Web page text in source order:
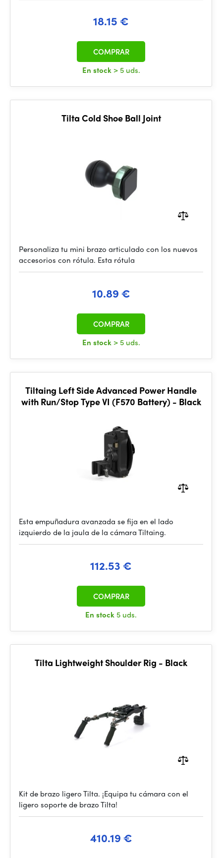
18.15 €
En stock > 5 uds.
COMPRAR
Tilta Cold Shoe Ball Joint
Personaliza tu mini brazo articulado con los nuevos
accesorios con rótula. Esta rótula
10.89 €
En stock > 5 uds.
COMPRAR
Tiltaing Left Side Advanced Power Handle
with Run/Stop Type VI (F570 Battery) - Black
Esta empuñadura avanzada se fija en el lado
izquierdo de la jaula de la cámara Tiltaing.
112.53 €
En stock 5 uds.
COMPRAR
Tilta Lightweight Shoulder Rig - Black
Kit de brazo ligero Tilta. ¡Equipa tu cámara con el
ligero soporte de brazo Tilta!
410.19 €